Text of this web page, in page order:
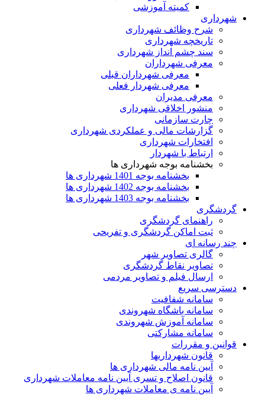
کمیته آموزشی
شرح وظائف شهرداری
تاریخچه شهرداری
سند چشم انداز شهرداری
معرفی شهرداران
معرفی شهرداران قبلی
معرفی شهردار فعلی
معرفی مدیران
منشور اخلاقی شهرداری
چارت سازمانی
گزارشات مالی و عملکردی شهرداری
افتخارات شهرداری
ارتباط با شهردار
بخشنامه بوجه شهرداری ها
بخشنامه بوجه 1401 شهرداری ها
بخشنامه بوجه 1402 شهرداری ها
بخشنامه بوجه 1403 شهرداری ها
راهنمای گردشگری
ثبت اماکن گردشگری و تفریحی
رسانه ای
گالری تصاویر شهر
تصاویر نقاط گردشگری
ارسال فیلم و تصاویر مردمی
سریع
سامانه شفافیت
سامانه باشگاه شهروندی
سامانه آموزش شهروندی
سامانه مشارکتی
و مقررات
قانون شهرداریها
آیین نامه مالی شهرداری ها
قانون اصلاح و تسری آیین نامه معاملات شهرداری
آیین نامه ی معاملات شهرداری ها